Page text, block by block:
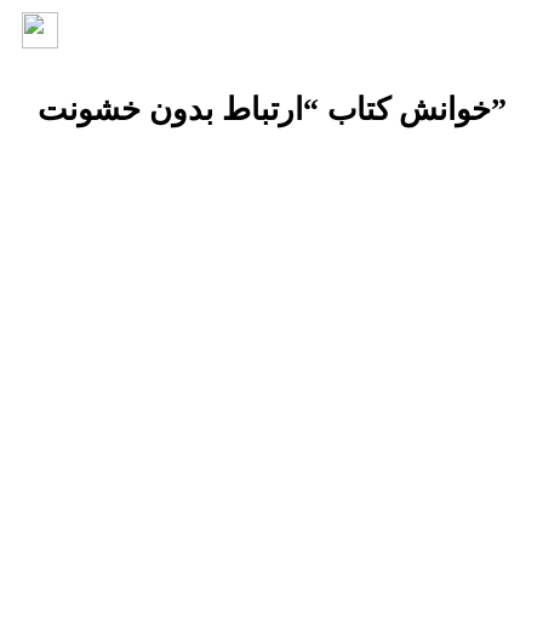
خوانش کتاب “ارتباط بدون خشونت”